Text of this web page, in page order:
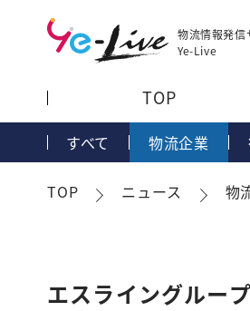
物流情報発信
Ye-Live
TOP
すべて 物流企業
TOP ニュース 物
エスライングルー